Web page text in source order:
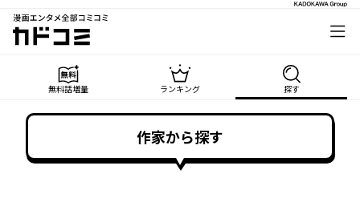
漫画エンタメ全部コミコミ
カドコミ
無料話増量 ランキング 探す
作家から探す